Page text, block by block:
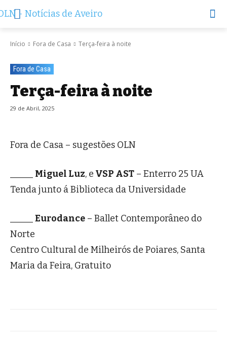
Início Fora de Casa Terça-feira à noite
Fora de Casa
Terça-feira à noite
29 de Abril, 2025
Fora de Casa – sugestões OLN
Miguel Luz, e VSP AST – Enterro 25 UA
Tenda junto á Biblioteca da Universidade
Eurodance – Ballet Contemporâneo do
Norte
Centro Cultural de Milheirós de Poiares, Santa
Maria da Feira, Gratuito